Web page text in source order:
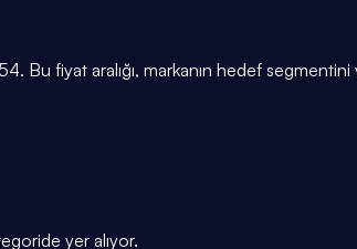
fiyat aralığı, markanın hedef segmentini
yer alıyor.